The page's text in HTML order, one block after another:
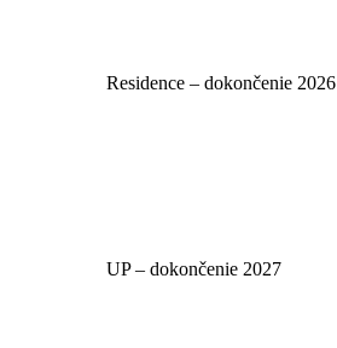
Residence – dokončenie 2026
UP – dokončenie 2027